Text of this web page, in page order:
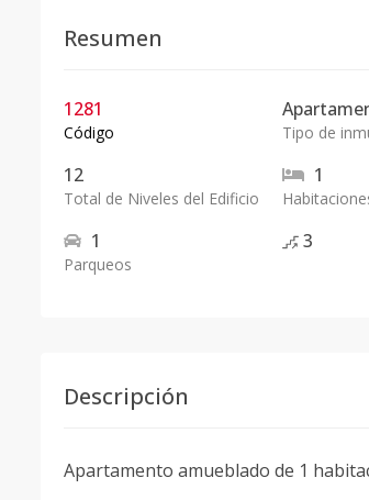
Resumen
1281
Código Tipo de
12
Total de Niveles del Edificio
1
1
Parqueos
3
Descripción
Apartamento amueblado de 1